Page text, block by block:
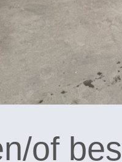
of